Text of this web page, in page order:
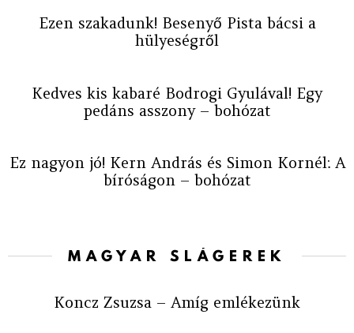
Ezen szakadunk! Besenyő Pista bácsi a
hülyeségről
Kedves kis kabaré Bodrogi Gyulával! Egy
pedáns asszony – bohózat
Ez nagyon jó! Kern András és Simon Kornél: A
bíróságon – bohózat
MAGYAR SLÁGEREK
Koncz Zsuzsa – Amíg emlékezünk